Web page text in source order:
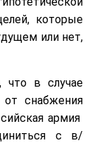
которые
или нет,
что в случае
снабжения
армия
с в/